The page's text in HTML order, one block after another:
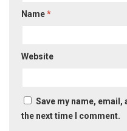
Name*
Website
Save my name,
the next time I comment.